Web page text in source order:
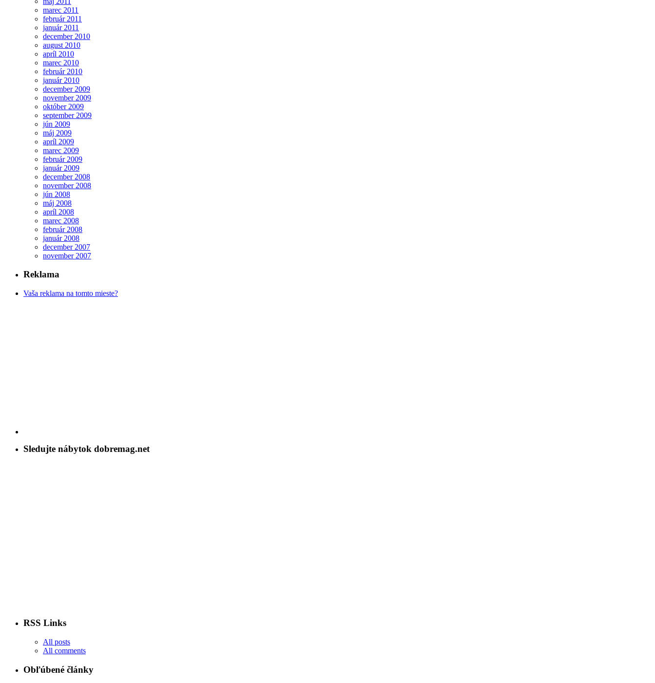
marec 2011
február 2011
január 2011
december 2010
august 2010
apríl 2010
marec 2010
február 2010
január 2010
december 2009
november 2009
október 2009
september 2009
jún 2009
máj 2009
apríl 2009
marec 2009
február 2009
január 2009
december 2008
november 2008
jún 2008
máj 2008
apríl 2008
marec 2008
február 2008
január 2008
december 2007
november 2007
Reklama
Vaša reklama na tomto mieste?
Sledujte nábytok dobremag.net
RSS Links
All posts
All comments
Obľúbené články